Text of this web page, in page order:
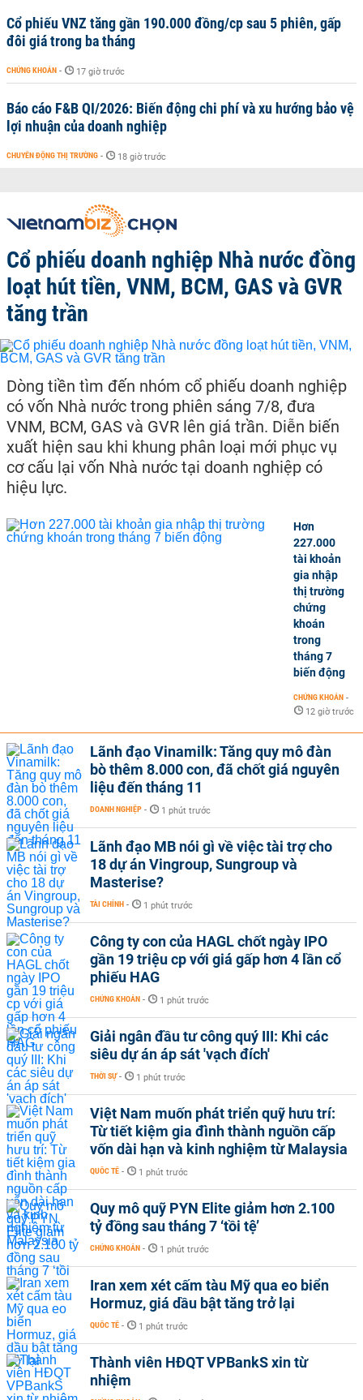
Cổ phiếu VNZ tăng gần 190.000 đồng/cp sau 5 phiên, gấp
đôi giá trong ba tháng
CHỨNG KHOÁN - 17 giờ trước
Báo cáo F&B QI/2026: Biến động chi phí và xu hướng bảo vệ
lợi nhuận của doanh nghiệp
CHUYỂN ĐỘNG THỊ TRƯỜNG - 18 giờ trước
Cổ phiếu doanh nghiệp Nhà nước đồng
loạt hút tiền, VNM, BCM, GAS và GVR
tăng trần
Dòng tiền tìm đến nhóm cổ phiếu doanh nghiệp
có vốn Nhà nước trong phiên sáng 7/8, đưa
VNM, BCM, GAS và GVR lên giá trần. Diễn biến
xuất hiện sau khi khung phân loại mới phục vụ
cơ cấu lại vốn Nhà nước tại doanh nghiệp có
hiệu lực.
Hơn
227.000
tài khoản
gia nhập
thị trường
chứng
khoán
trong
tháng 7
biến động
CHỨNG KHOÁN -
12 giờ trước
Lãnh đạo Vinamilk: Tăng quy mô đàn
bò thêm 8.000 con, đã chốt giá nguyên
liệu đến tháng 11
DOANH NGHIỆP - 1 phút trước
Lãnh đạo MB nói gì về việc tài trợ cho
18 dự án Vingroup, Sungroup và
Masterise?
TÀI CHÍNH - 1 phút trước
Công ty con của HAGL chốt ngày IPO
gần 19 triệu cp với giá gấp hơn 4 lần cổ
phiếu HAG
CHỨNG KHOÁN - 1 phút trước
Giải ngân đầu tư công quý III: Khi các
siêu dự án áp sát 'vạch đích'
THỜI SỰ - 1 phút trước
Việt Nam muốn phát triển quỹ hưu trí:
Từ tiết kiệm gia đình thành nguồn cấp
vốn dài hạn và kinh nghiệm từ Malaysia
QUỐC TẾ - 1 phút trước
Quy mô quỹ PYN Elite giảm hơn 2.100
tỷ đồng sau tháng 7 ‘tồi tệ’
CHỨNG KHOÁN - 1 phút trước
Iran xem xét cấm tàu Mỹ qua eo biển
Hormuz, giá dầu bật tăng trở lại
QUỐC TẾ - 1 phút trước
Thành viên HĐQT VPBankS xin từ
nhiệm